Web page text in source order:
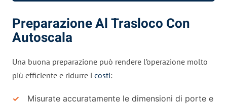
Preparazione Al Trasloco Con
Autoscala
Una buona preparazione può rendere l’operazione molto
più efficiente e ridurre i costi:
Misurate accuratamente le dimensioni di porte e